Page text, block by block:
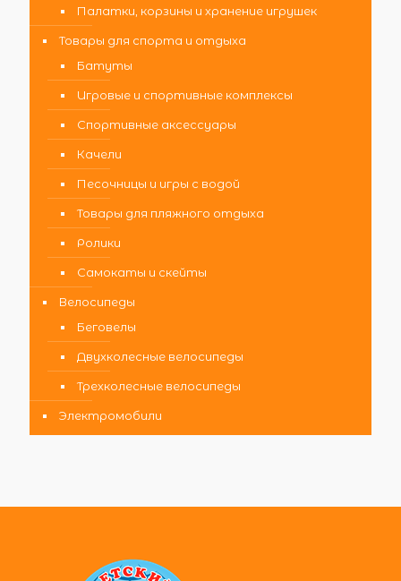
Палатки, корзины и хранение игрушек
Товары для спорта и отдыха
Батуты
Игровые и спортивные комплексы
Спортивные аксессуары
Качели
Песочницы и игры с водой
Товары для пляжного отдыха
Ролики
Самокаты и скейты
Велосипеды
Беговелы
Двухколесные велосипеды
Трехколесные велосипеды
Электромобили